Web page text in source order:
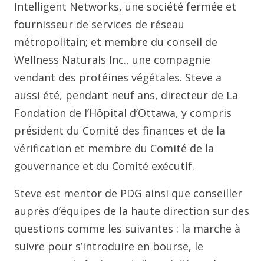
Intelligent Networks, une société fermée et
fournisseur de services de réseau
métropolitain; et membre du conseil de
Wellness Naturals Inc., une compagnie
vendant des protéines végétales. Steve a
aussi été, pendant neuf ans, directeur de La
Fondation de l’Hôpital d’Ottawa, y compris
président du Comité des finances et de la
vérification et membre du Comité de la
gouvernance et du Comité exécutif.
Steve est mentor de PDG ainsi que conseiller
auprès d’équipes de la haute direction sur des
questions comme les suivantes : la marche à
suivre pour s’introduire en bourse, le